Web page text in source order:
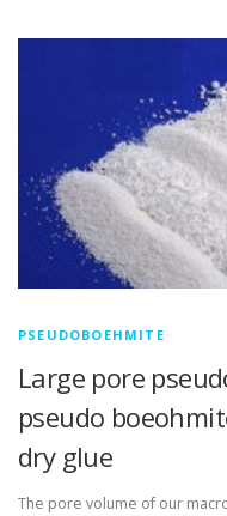
PSEUDOBOEHMITE
Large pore
pseudo
dry glue
The pore volume of our